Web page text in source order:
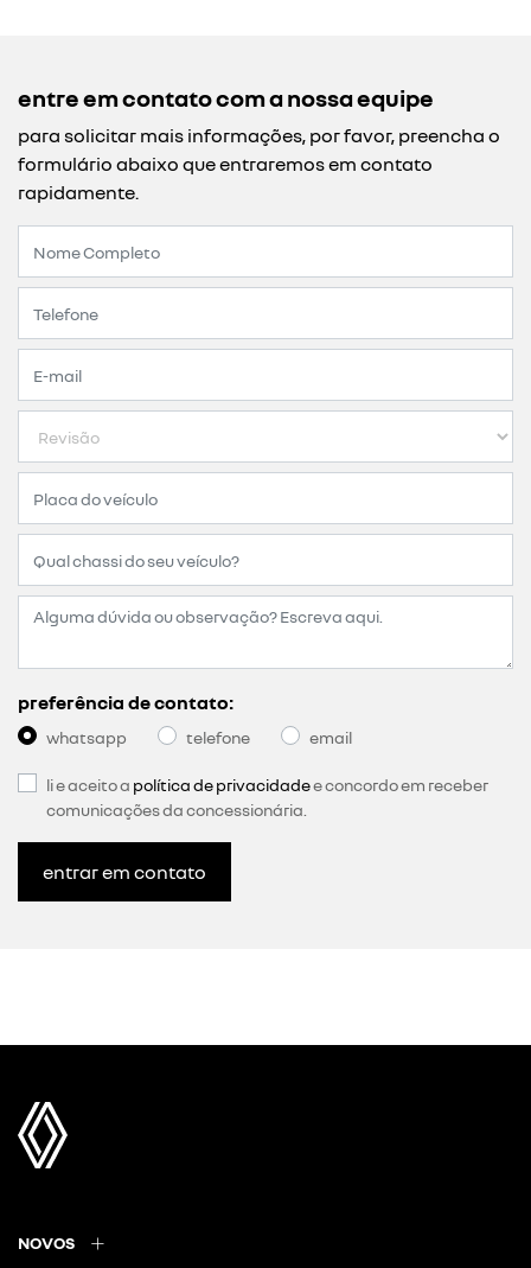
entre em contato com a nossa equipe
para solicitar mais informações, por favor, preencha o
formulário abaixo que entraremos em contato
rapidamente.
preferência de contato:
whatsapp telefone email
li e aceito a política de privacidadee concordo em receber
comunicações da concessionária.
entrar em contato
NOVOS